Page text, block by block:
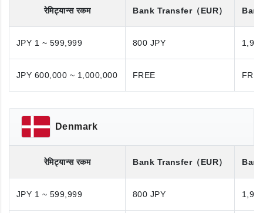
रेमिट्यान्स रकम Bank Transfer（EUR）
JPY 1 ~ 599,999 800 JPY
JPY 600,000 ~ 1,000,000 FREE
Denmark
रेमिट्यान्स रकम Bank Transfer（EUR）
JPY 1 ~ 599,999 800 JPY